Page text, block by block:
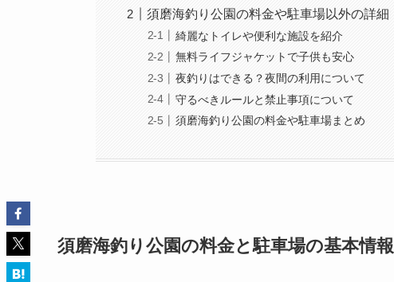
須磨海釣り公園の料金や駐車場以外の詳細
綺麗なトイレや便利な施設を紹介
無料ライフジャケットで子供も安心
夜釣りはできる？夜間の利用について
守るべきルールと禁止事項について
須磨海釣り公園の料金や駐車場まとめ
須磨海釣り公園の料金と駐車場の基本情報